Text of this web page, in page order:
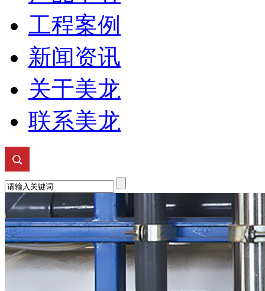
工程案例
新闻资讯
关于美龙
联系美龙